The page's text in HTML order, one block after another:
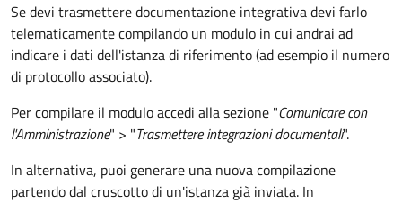
Se devi trasmettere documentazione integrativa devi farlo
telematicamente compilando un modulo in cui andrai ad
indicare i dati dell'istanza di riferimento (ad esempio il numero
di protocollo associato).
Per compilare il modulo accedi alla sezione "Comunicare con
l'Amministrazione" > "Trasmettere integrazioni documentali".
In alternativa, puoi generare una nuova compilazione
partendo dal cruscotto di un'istanza già inviata. In